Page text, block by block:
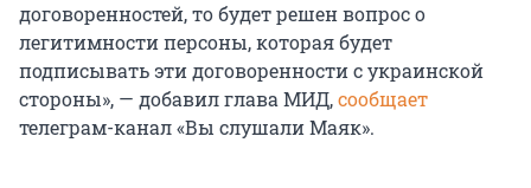
договоренностей, то будет решен вопрос о
легитимности персоны, которая будет
подписывать эти договоренности с украинской
стороны», — добавил глава МИД,сообщает
телеграм-канал «Вы слушали Маяк».